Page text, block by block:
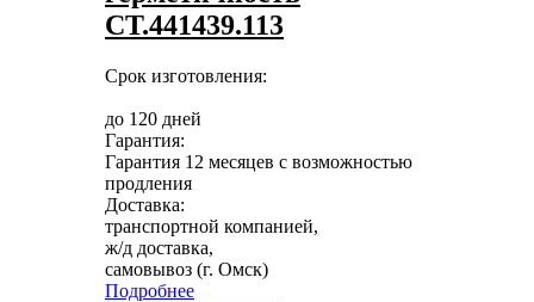
СТ.441439.113
Срок изготовления:
до 120 дней
Гарантия:
Гарантия 12 месяцев с возможностью
продления
Доставка:
транспортной компанией,
ж/д доставка,
самовывоз (г. Омск)
Подробнее